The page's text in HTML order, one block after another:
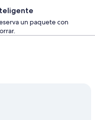
un paquete con